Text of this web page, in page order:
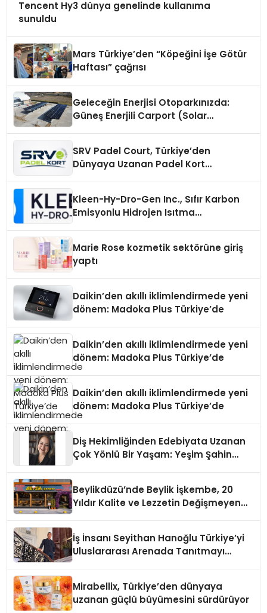
Tencent Hy3 dünya genelinde kullanıma
sunuldu
Mars Türkiye’den “Köpeğini İşe Götür
Haftası” çağrısı
Geleceğin Enerjisi Otoparkınızda:
Güneş Enerjili Carport (Solar
SRV Padel Court, Türkiye’den
Dünyaya Uzanan Padel Kort
Kleen-Hy-Dro-Gen Inc., Sıfır Karbon
Emisyonlu Hidrojen Isıtma
Marie Rose kozmetik sektörüne giriş
yaptı
Daikin’den akıllı iklimlendirmede yeni
dönem: Madoka Plus Türkiye’de
Daikin’den akıllı iklimlendirmede yeni
dönem: Madoka Plus Türkiye’de
Daikin’den akıllı iklimlendirmede yeni
dönem: Madoka Plus Türkiye’de
Diş Hekimliğinden Edebiyata Uzanan
Çok Yönlü Bir Yaşam: Yeşim Şahin
Beylikdüzü’nde Beylik İşkembe, 20
Yıldır Kalite ve Lezzetin Değişmeyen
İş İnsanı Seyithan Hanoğlu Türkiye’yi
Uluslararası Arenada Tanıtmayı
Mirabellix, Türkiye’den dünyaya
uzanan güçlü büyümesini sürdürüyor